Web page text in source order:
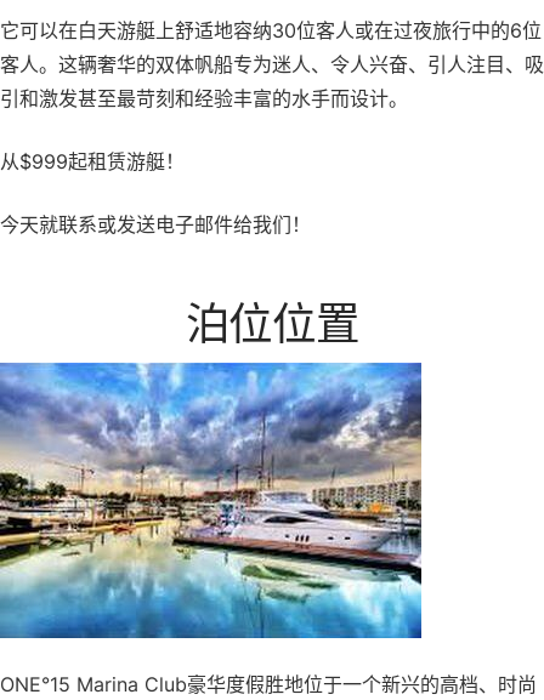
它可以在白天游艇上舒适地容纳30位客人或在过夜旅行中的6位
客人。这辆奢华的双体帆船专为迷人、令人兴奋、引人注目、吸
引和激发甚至最苛刻和经验丰富的水手而设计。
从$999起租赁游艇！
今天就联系或发送电子邮件给我们！
泊位位置
ONE°15 Marina Club豪华度假胜地位于一个新兴的高档、时尚